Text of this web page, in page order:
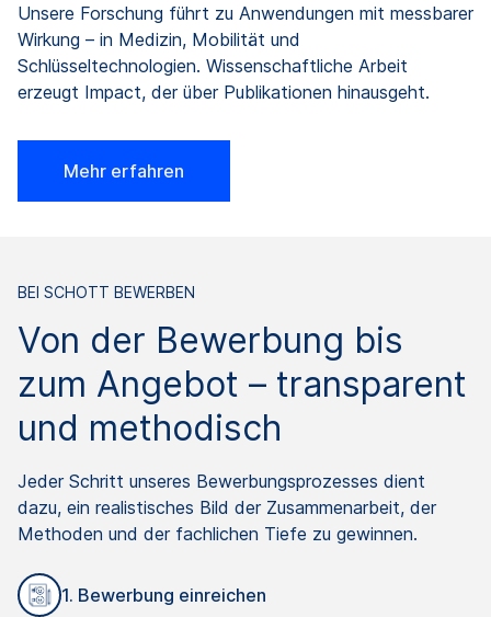
Unsere Forschung führt zu Anwendungen mit messbarer
Wirkung – in Medizin, Mobilität und
Schlüsseltechnologien. Wissenschaftliche Arbeit
erzeugt Impact, der über Publikationen hinausgeht.
Mehr erfahren
BEI SCHOTT BEWERBEN
Von der Bewerbung bis
zum Angebot – transparent
und methodisch
Jeder Schritt unseres Bewerbungsprozesses dient
dazu, ein realistisches Bild der Zusammenarbeit, der
Methoden und der fachlichen Tiefe zu gewinnen.
1. Bewerbung einreichen